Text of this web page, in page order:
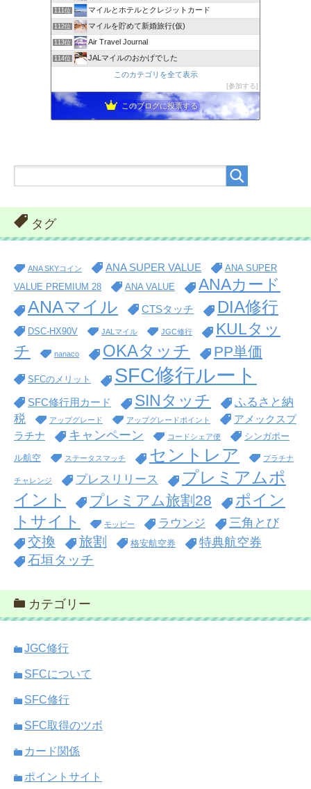
111位 マイルとホテルとクレジットカード
112位 マイルを貯めて新婚旅行(仮)
113位 Air Travel Journal
114位
JALマイルのおかげでした
このカテゴリを全て表示
参加する
このブログに投票する
タグ
ANA SKYコイン ANA SUPER VALUE
ANA SUPER
VALUE PREMIUM 28
ANA VALUE ANAカード
ANAマイル CTSタッチ DIA修行
DSC-HX90V JALマイル JGC修行
KULタッ
チ
nanaco OKAタッチ PP単価
SFCのメリット SFC修行ルート
SFC修行用カード SINタッチ
ふるさと納
税
アップグレード アップグレードポイント
アメックスプ
ラチナ
キャンペーン コードシェア便 シンガポー
ル航空 ステータスマッチ セントレア プラチナ
チャレンジ プレスリリース
プレミアムポ
イント
プレミアム旅割28
ポイン
トサイト
モッピー ラウンジ 三角とび
交換 旅割 格安航空券 特典航空券
石垣タッチ
カテゴリー
JGC修行
SFCについて
SFC修行
SFC取得のツボ
カード関係
ポイントサイト